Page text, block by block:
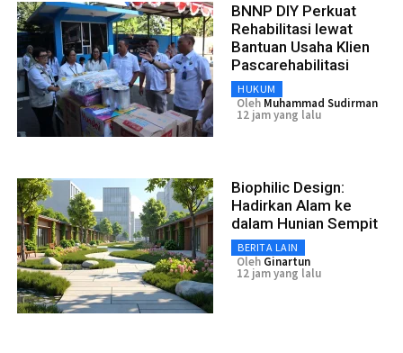
BNNP DIY Perkuat
Rehabilitasi lewat
Bantuan Usaha Klien
Pascarehabilitasi
HUKUM
Oleh Muhammad Sudirman
12 jam yang lalu
Biophilic Design:
Hadirkan Alam ke
dalam Hunian Sempit
BERITA LAIN
Oleh Ginartun
12 jam yang lalu